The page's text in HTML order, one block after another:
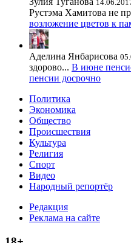
Рустэма Хамитова не
возложение цветов к
Аделина Янбарисова
здорово... В июне
пенсии досрочно
Политика
Экономика
Общество
Происшествия
Культура
Религия
Спорт
Видео
Народный репортёр
Редакция
Реклама на сайте